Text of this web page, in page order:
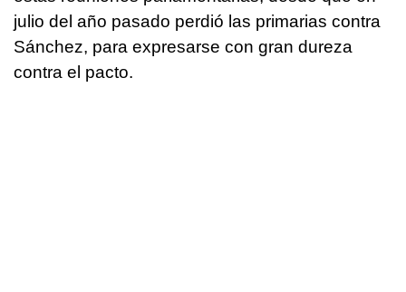
julio del año pasado perdió las primarias contra
Sánchez, para expresarse con gran dureza
contra el pacto.